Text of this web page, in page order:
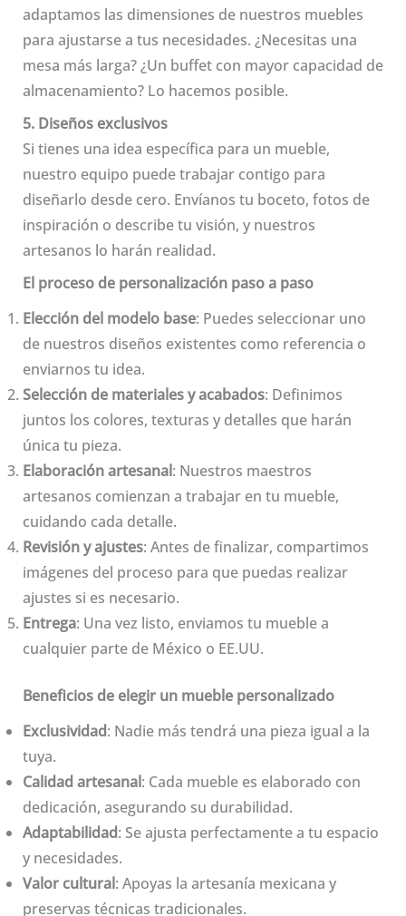
adaptamos las dimensiones de nuestros muebles
para ajustarse a tus necesidades. ¿Necesitas una
mesa más larga? ¿Un buffet con mayor capacidad de
almacenamiento? Lo hacemos posible.
5. Diseños exclusivos
Si tienes una idea específica para un mueble,
nuestro equipo puede trabajar contigo para
diseñarlo desde cero. Envíanos tu boceto, fotos de
inspiración o describe tu visión, y nuestros
artesanos lo harán realidad.
El proceso de personalización paso a paso
Elección del modelo base: Puedes seleccionar uno
de nuestros diseños existentes como referencia o
enviarnos tu idea.
Selección de materiales y acabados: Definimos
juntos los colores, texturas y detalles que harán
única tu pieza.
Elaboración artesanal: Nuestros maestros
artesanos comienzan a trabajar en tu mueble,
cuidando cada detalle.
Revisión y ajustes: Antes de finalizar, compartimos
imágenes del proceso para que puedas realizar
ajustes si es necesario.
Entrega: Una vez listo, enviamos tu mueble a
cualquier parte de México o EE.UU.
Beneficios de elegir un mueble personalizado
Exclusividad: Nadie más tendrá una pieza igual a la
tuya.
Calidad artesanal: Cada mueble es elaborado con
dedicación, asegurando su durabilidad.
Adaptabilidad: Se ajusta perfectamente a tu espacio
y necesidades.
Valor cultural: Apoyas la artesanía mexicana y
preservas técnicas tradicionales.